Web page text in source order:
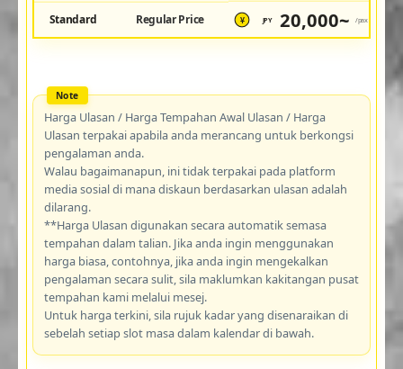
Standard Regular Price ¥ JPY 20,000~ /pax
Harga Ulasan / Harga Tempahan Awal Ulasan / Harga
Ulasan terpakai apabila anda merancang untuk berkongsi
pengalaman anda.
Walau bagaimanapun, ini tidak terpakai pada platform
media sosial di mana diskaun berdasarkan ulasan adalah
dilarang.
**Harga Ulasan digunakan secara automatik semasa
tempahan dalam talian. Jika anda ingin menggunakan
harga biasa, contohnya, jika anda ingin mengekalkan
pengalaman secara sulit, sila maklumkan kakitangan pusat
tempahan kami melalui mesej.
Untuk harga terkini, sila rujuk kadar yang disenaraikan di
sebelah setiap slot masa dalam kalendar di bawah.